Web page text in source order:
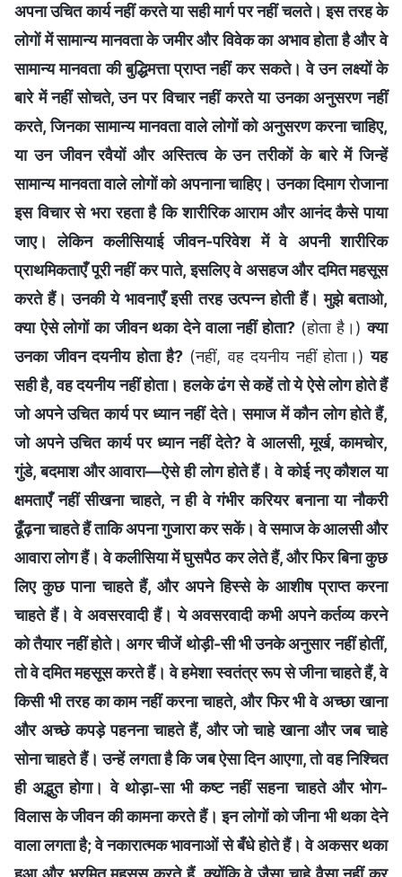
अपना उचित कार्य नहीं करते या सही मार्ग पर नहीं चलते। इस तरह के
लोगों में सामान्य मानवता के जमीर और विवेक का अभाव होता है और वे
सामान्य मानवता की बुद्धिमत्ता प्राप्त नहीं कर सकते। वे उन लक्ष्यों के
बारे में नहीं सोचते, उन पर विचार नहीं करते या उनका अनुसरण नहीं
करते, जिनका सामान्य मानवता वाले लोगों को अनुसरण करना चाहिए,
या उन जीवन रवैयों और अस्तित्व के उन तरीकों के बारे में जिन्हें
सामान्य मानवता वाले लोगों को अपनाना चाहिए। उनका दिमाग रोजाना
इस विचार से भरा रहता है कि शारीरिक आराम और आनंद कैसे पाया
जाए। लेकिन कलीसियाई जीवन-परिवेश में वे अपनी शारीरिक
प्राथमिकताएँ पूरी नहीं कर पाते, इसलिए वे असहज और दमित महसूस
करते हैं। उनकी ये भावनाएँ इसी तरह उत्पन्न होती हैं। मुझे बताओ,
क्या ऐसे लोगों का जीवन थका देने वाला नहीं होता? (होता है।) क्या
उनका जीवन दयनीय होता है? (नहीं, वह दयनीय नहीं होता।) यह
सही है, वह दयनीय नहीं होता। हलके ढंग से कहें तो ये ऐसे लोग होते हैं
जो अपने उचित कार्य पर ध्यान नहीं देते। समाज में कौन लोग होते हैं,
जो अपने उचित कार्य पर ध्यान नहीं देते? वे आलसी, मूर्ख, कामचोर,
गुंडे, बदमाश और आवारा—ऐसे ही लोग होते हैं। वे कोई नए कौशल या
क्षमताएँ नहीं सीखना चाहते, न ही वे गंभीर करियर बनाना या नौकरी
ढूँढ़ना चाहते हैं ताकि अपना गुजारा कर सकें। वे समाज के आलसी और
आवारा लोग हैं। वे कलीसिया में घुसपैठ कर लेते हैं, और फिर बिना कुछ
लिए कुछ पाना चाहते हैं, और अपने हिस्से के आशीष प्राप्त करना
चाहते हैं। वे अवसरवादी हैं। ये अवसरवादी कभी अपने कर्तव्य करने
को तैयार नहीं होते। अगर चीजें थोड़ी-सी भी उनके अनुसार नहीं होतीं,
तो वे दमित महसूस करते हैं। वे हमेशा स्वतंत्र रूप से जीना चाहते हैं, वे
किसी भी तरह का काम नहीं करना चाहते, और फिर भी वे अच्छा खाना
और अच्छे कपड़े पहनना चाहते हैं, और जो चाहे खाना और जब चाहे
सोना चाहते हैं। उन्हें लगता है कि जब ऐसा दिन आएगा, तो वह निश्चित
ही अद्भुत होगा। वे थोड़ा-सा भी कष्ट नहीं सहना चाहते और भोग-
विलास के जीवन की कामना करते हैं। इन लोगों को जीना भी थका देने
वाला लगता है; वे नकारात्मक भावनाओं से बँधे होते हैं। वे अकसर थका